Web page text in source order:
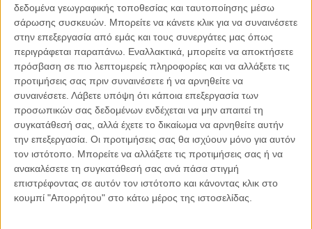
δεδομένα γεωγραφικής τοποθεσίας και ταυτοποίησης μέσω
σάρωσης συσκευών. Μπορείτε να κάνετε κλικ για να συναινέσετε
στην επεξεργασία από εμάς και τους συνεργάτες μας όπως
περιγράφεται παραπάνω. Εναλλακτικά, μπορείτε να αποκτήσετε
πρόσβαση σε πιο λεπτομερείς πληροφορίες και να αλλάξετε τις
προτιμήσεις σας πριν συναινέσετε ή να αρνηθείτε να
συναινέσετε. Λάβετε υπόψη ότι κάποια επεξεργασία των
προσωπικών σας δεδομένων ενδέχεται να μην απαιτεί τη
συγκατάθεσή σας, αλλά έχετε το δικαίωμα να αρνηθείτε αυτήν
την επεξεργασία. Οι προτιμήσεις σας θα ισχύουν μόνο για αυτόν
τον ιστότοπο. Μπορείτε να αλλάξετε τις προτιμήσεις σας ή να
ανακαλέσετε τη συγκατάθεσή σας ανά πάσα στιγμή
επιστρέφοντας σε αυτόν τον ιστότοπο και κάνοντας κλικ στο
κουμπί "Απορρήτου" στο κάτω μέρος της ιστοσελίδας.
Αντώνιος Ντακανάλης
Τέμπη: Η Κορυφή του Παγόβουνου
μιας Κοινωνίας που βράζει
Γιάννης Πανούσης
Μικροδιάβολοι ή άγουροι
εγκληματίες; – Άρθρο – παρέμβαση
στο Propago του Γιάννη Πανούση